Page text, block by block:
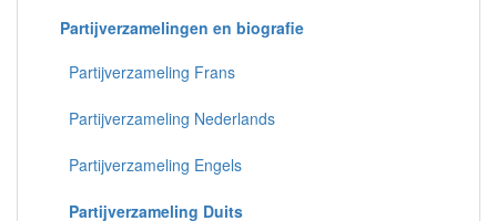
Partijverzamelingen en biografie
Partijverzameling Frans
Partijverzameling Nederlands
Partijverzameling Engels
Partijverzameling Duits